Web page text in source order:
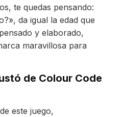
te quedas pensando:
da igual la edad que
y elaborado,
maravillosa para
de Colour Code
este juego,